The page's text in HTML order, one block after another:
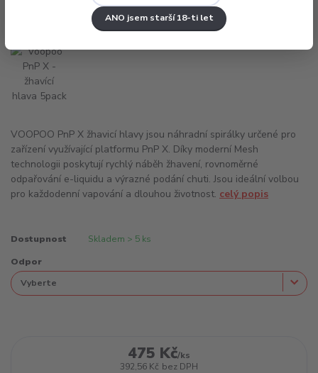
ANO jsem starší 18-ti let
VOOPOO PnP X žhavicí hlavy jsou náhradní spirálky určené pro
zařízení využívající platformu PnP X. Díky moderní Mesh
technologii poskytují rychlý náběh žhavení, rovnoměrné
odpařování e-liquidu a výrazné podání chuti. Jsou ideální volbou
pro každodenní vapování a dlouhou životnost. celý popis
Dostupnost Skladem > 5 ks
Odpor
475 Kč/ks
392,56 Kč bez DPH